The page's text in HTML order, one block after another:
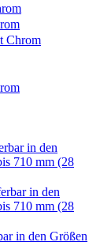
Chrom
in den
710 mm (28
in den
710 mm (28
in den Größen